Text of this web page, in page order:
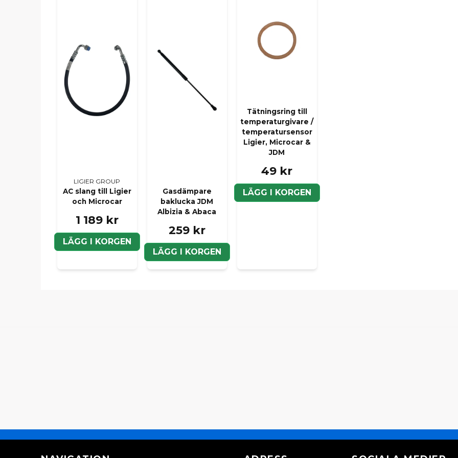
LIGIER GROUP
AC slang till Ligier
och Microcar
1 189 kr
LÄGG I KORGEN
Gasdämpare
baklucka JDM
Albizia & Abaca
259 kr
LÄGG I KORGEN
Tätningsring till
temperaturgivare /
temperatursensor
Ligier, Microcar &
JDM
49 kr
LÄGG I KORGEN